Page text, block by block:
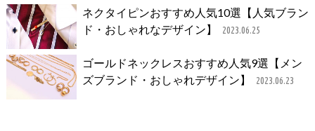
ネクタイピンおすすめ人気10選【人気ブラン
ド・おしゃれなデザイン】
2023.06.25
ゴールドネックレスおすすめ人気9選【メン
ズブランド・おしゃれデザイン】
2023.06.23